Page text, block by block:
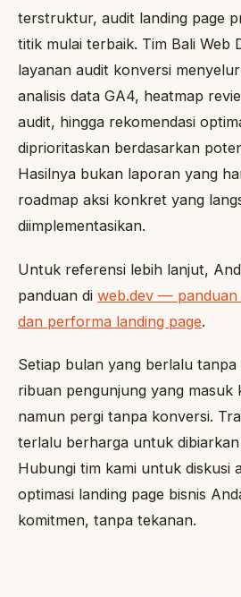
terstruktur, audit landing page
titik mulai terbaik. Tim Bali Web
layanan audit konversi
analisis data GA4, heatmap
audit, hingga rekomendasi
diprioritaskan berdasarkan
Hasilnya bukan laporan yang
roadmap aksi konkret yang
diimplementasikan.
Untuk referensi lebih lanjut,
panduan di web.dev — panduan
dan performa landing page.
Setiap bulan yang berlalu tanpa
ribuan pengunjung yang masuk
namun pergi tanpa konversi.
terlalu berharga untuk dibiarkan
Hubungi tim kami untuk diskusi
optimasi landing page bisnis
komitmen, tanpa tekanan.